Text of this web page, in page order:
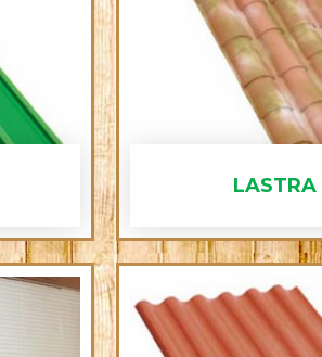
LASTRA